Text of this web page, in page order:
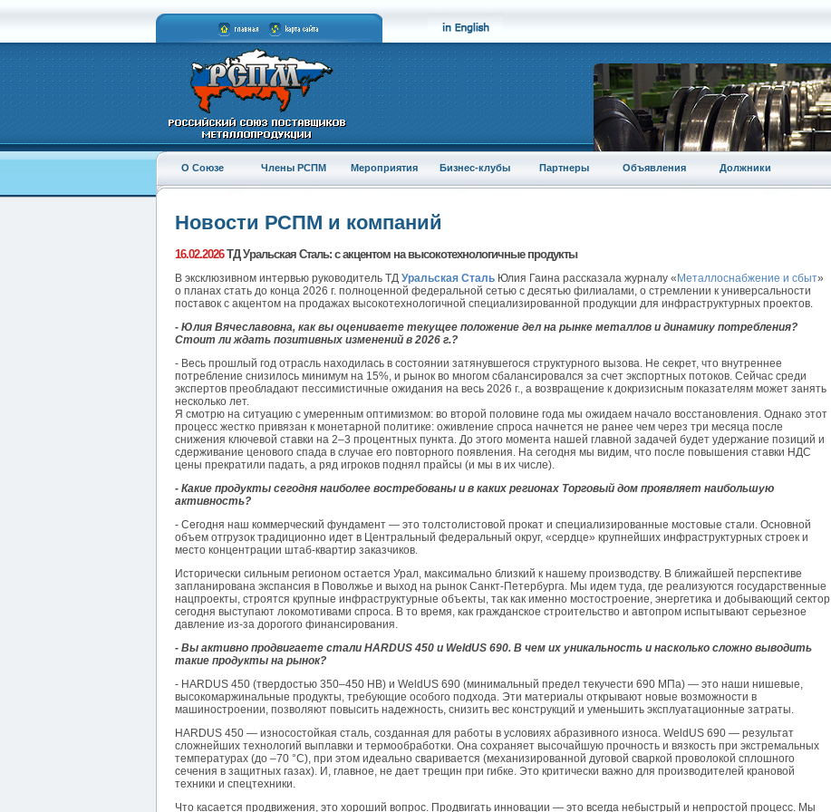
О Союзе Члены РСПМ Мероприятия Бизнес-клубы Партнеры Объявления Должники
Новости РСПМ и компаний
16.02.2026ТД Уральская Сталь: с акцентом на высокотехнологичные продукты
В эксклюзивном интервью руководитель ТД Уральская Сталь Юлия Гаина рассказала журналу « Металлоснабжение и сбыт»
о планах стать до конца 2026 г. полноценной федеральной сетью с десятью филиалами, о стремлении к универсальности
поставок с акцентом на продажах высокотехнологичной специализированной продукции для инфраструктурных проектов.
- Юлия Вячеславовна, как вы оцениваете текущее положение дел на рынке металлов и динамику потребления?
Стоит ли ждать позитивных изменений в 2026 г.?
- Весь прошлый год отрасль находилась в состоянии затянувшегося структурного вызова. Не секрет, что внутреннее
потребление снизилось минимум на 15%, и рынок во многом сбалансировался за счет экспортных потоков. Сейчас среди
экспертов преобладают пессимистичные ожидания на весь 2026 г., а возвращение к докризисным показателям может занять
несколько лет.
Я смотрю на ситуацию с умеренным оптимизмом: во второй половине года мы ожидаем начало восстановления. Однако этот
процесс жестко привязан к монетарной политике: оживление спроса начнется не ранее чем через три месяца после
снижения ключевой ставки на 2–3 процентных пункта. До этого момента нашей главной задачей будет удержание позиций и
сдерживание ценового спада в случае его повторного появления. На сегодня мы видим, что после повышения ставки НДС
цены прекратили падать, а ряд игроков поднял прайсы (и мы в их числе).
- Какие продукты сегодня наиболее востребованы и в каких регионах Торговый дом проявляет наибольшую
активность?
- Сегодня наш коммерческий фундамент — это толстолистовой прокат и специализированные мостовые стали. Основной
объем отгрузок традиционно идет в Центральный федеральный округ, «сердце» крупнейших инфраструктурных строек и
место концентрации штаб-квартир заказчиков.
Исторически сильным регионом остается Урал, максимально близкий к нашему производству. В ближайшей перспективе
запланирована экспансия в Поволжье и выход на рынок Санкт-Петербурга. Мы идем туда, где реализуются государственные
нацпроекты, строятся крупные инфраструктурные объекты, так как именно мостостроение, энергетика и добывающий сектор
сегодня выступают локомотивами спроса. В то время, как гражданское строительство и автопром испытывают серьезное
давление из-за дорогого финансирования.
- Вы активно продвигаете стали HARDUS 450 и WeldUS 690. В чем их уникальность и насколько сложно выводить
такие продукты на рынок?
- HARDUS 450 (твердостью 350–450 HB) и WeldUS 690 (минимальный предел текучести 690 МПа) — это наши нишевые,
высокомаржинальные продукты, требующие особого подхода. Эти материалы открывают новые возможности в
машиностроении, позволяют повысить надежность, снизить вес конструкций и уменьшить эксплуатационные затраты.
HARDUS 450 — износостойкая сталь, созданная для работы в условиях абразивного износа. WeldUS 690 — результат
сложнейших технологий выплавки и термообработки. Она сохраняет высочайшую прочность и вязкость при экстремальных
температурах (до –70 °C), при этом идеально сваривается (механизированной дуговой сваркой проволокой сплошного
сечения в защитных газах). И, главное, не дает трещин при гибке. Это критически важно для производителей крановой
техники и спецтехники.
Что касается продвижения, это хороший вопрос. Продвигать инновации — это всегда небыстрый и непростой процесс. Мы